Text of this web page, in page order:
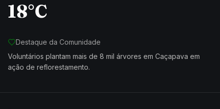
18°C
Destaque da Comunidade
Voluntários plantam mais de 8 mil árvores em Caçapava em
ação de reflorestamento.